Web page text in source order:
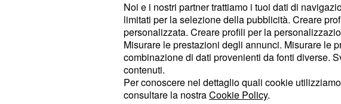
straordinarie opportunitàche ilPiemonteoffre
dell'audiovisivo, creando una solida rete di
tra professionisti del settore, enti locali e operatori
specializzati. Questo approccio sinergico mira a
la collaborazionetra le diverse realtà territoriali,
contribuendo in modo sostanziale a sostenere la
Noi e i nostri partner trattiamo i tuoi dati di
limitati per la selezione della pubblicità. Creare
personalizzata. Creare profili per la
Misurare le prestazioni degli annunci. Misurare le
combinazione di dati provenienti da fonti diverse.
contenuti.
Per conoscere nel dettaglio quali cookie
consultare la nostraCookie Policy.